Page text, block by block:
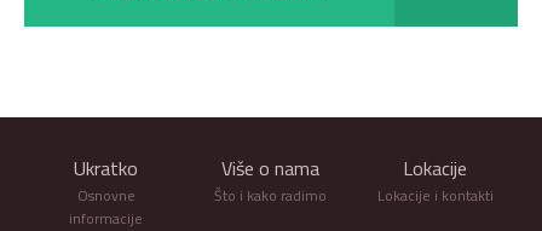
Ukratko
Osnovne
informacije
Više o nama
Što i kako radimo
Lokacije
Lokacije i kontakti